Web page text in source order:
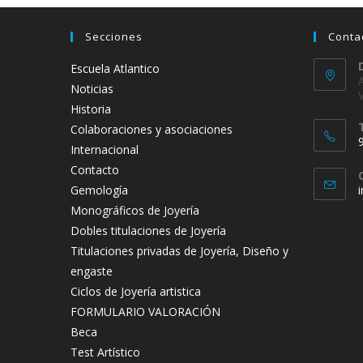
Secciones
Escuela Atlantico
Noticias
Historia
Colaboraciones y asociaciones
Internacional
Contacto
Gemología
Monográficos de Joyería
Dobles titulaciones de Joyería
Titulaciones privadas de Joyería, Diseño y
engaste
Ciclos de Joyería artistica
FORMULARIO VALORACIÓN
Beca
Test Artístico